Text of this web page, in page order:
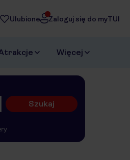
Ulubione Zaloguj się do myTUI
Więcej
Szukaj